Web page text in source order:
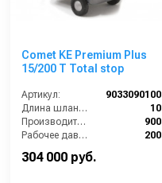
Comet KE Premium Plus
15/200 T Total stop
Артикул:
9033090100
Длина шланга ВД (м):
10
Производительность (л/ч):
900
Рабочее давление (бар):
200
304 000 руб.